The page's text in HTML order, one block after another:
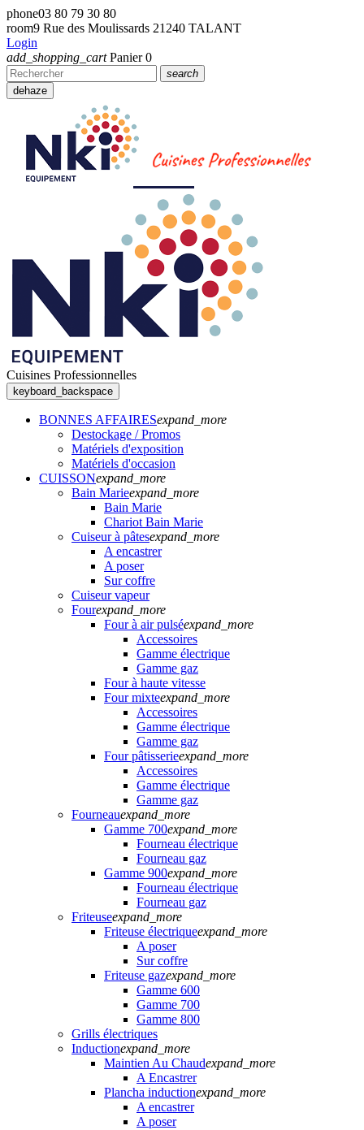
phone03 80 79 30 80
room9 Rue des Moulissards 21240 TALANT
Login
add_shopping_cart Panier 0
search
dehaze
Cuisines Professionnelles
keyboard_backspace
BONNES AFFAIRESexpand_more
Destockage / Promos
Matériels d'exposition
Matériels d'occasion
CUISSONexpand_more
Bain Marieexpand_more
Bain Marie
Chariot Bain Marie
Cuiseur à pâtesexpand_more
A encastrer
A poser
Sur coffre
Cuiseur vapeur
Fourexpand_more
Four à air pulséexpand_more
Accessoires
Gamme électrique
Gamme gaz
Four à haute vitesse
Four mixteexpand_more
Accessoires
Gamme électrique
Gamme gaz
Four pâtisserieexpand_more
Accessoires
Gamme électrique
Gamme gaz
Fourneauexpand_more
Gamme 700expand_more
Fourneau électrique
Fourneau gaz
Gamme 900expand_more
Fourneau électrique
Fourneau gaz
Friteuseexpand_more
Friteuse électriqueexpand_more
A poser
Sur coffre
Friteuse gazexpand_more
Gamme 600
Gamme 700
Gamme 800
Grills électriques
Inductionexpand_more
Maintien Au Chaudexpand_more
A Encastrer
Plancha inductionexpand_more
A encastrer
A poser